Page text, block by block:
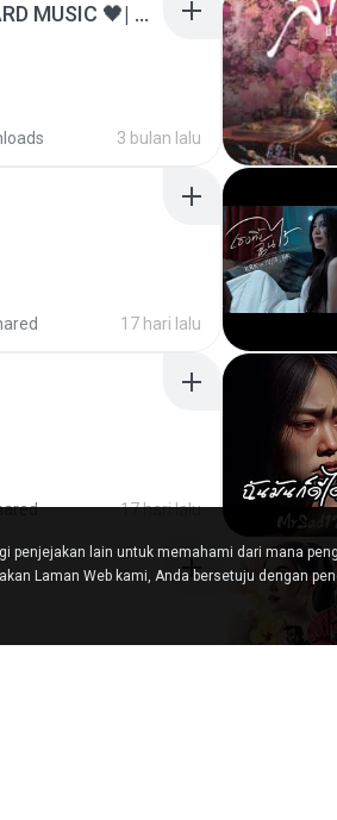
ไม่มีใครรู้ตัวเรา– UNHEARD MUSIC 🖤| Official Lyric Video | เพลงสู้ชีวิต
3 bulan lalu
17 hari lalu
17 hari lalu
penjejakan lain untuk memahami dari mana
Laman Web kami, Anda bersetuju dengan